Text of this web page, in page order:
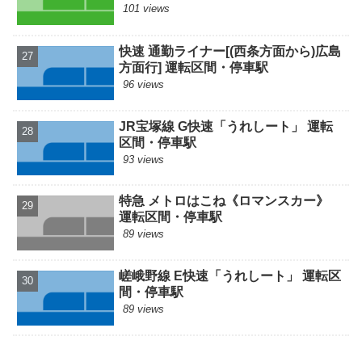
101 views
快速 通勤ライナー[(西条方面から)広島
方面行] 運転区間・停車駅
96 views
JR宝塚線 G快速「うれしート」 運転
区間・停車駅
93 views
特急 メトロはこね《ロマンスカー》
運転区間・停車駅
89 views
嵯峨野線 E快速「うれしート」 運転区
間・停車駅
89 views